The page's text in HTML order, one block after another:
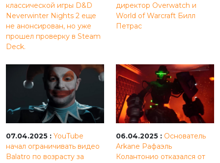
классической игры D&D
Neverwinter Nights 2 еще
не анонсирован, но уже
прошел проверку в Steam
Deck.
директор Overwatch и
World of Warcraft Билл
Петрас
07.04.2025 : YouTube
начал ограничивать видео
Balatro по возрасту за
06.04.2025 : Основатель
Arkane Рафаэль
Колантонио отказался от